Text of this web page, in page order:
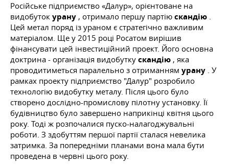
Російське підприємство «Далур», орієнтоване на
видобуток урану , отримало першу партію скандію .
Цей метал поряд із ураном є стратегічно важливим
матеріалом. Ще у 2015 році Росатом вирішив
фінансувати цей інвестиційний проект. Його основна
доктрина - організація видобутку скандію , яка
проводитиметься паралельно з отриманням урану . У
рамках проекту підприємство "Далур" розробило
технологію видобутку металу. Після цього було
створено дослідно-промислову пілотну установку. Її
будівництво було завершено наприкінці квітня цього
року. Тоді ж розпочалися пуско-налагоджувальні
роботи. З здобуттям першої партії сталася невелика
затримка. За попередніми планами вона мала бути
проведена в червні цього року.